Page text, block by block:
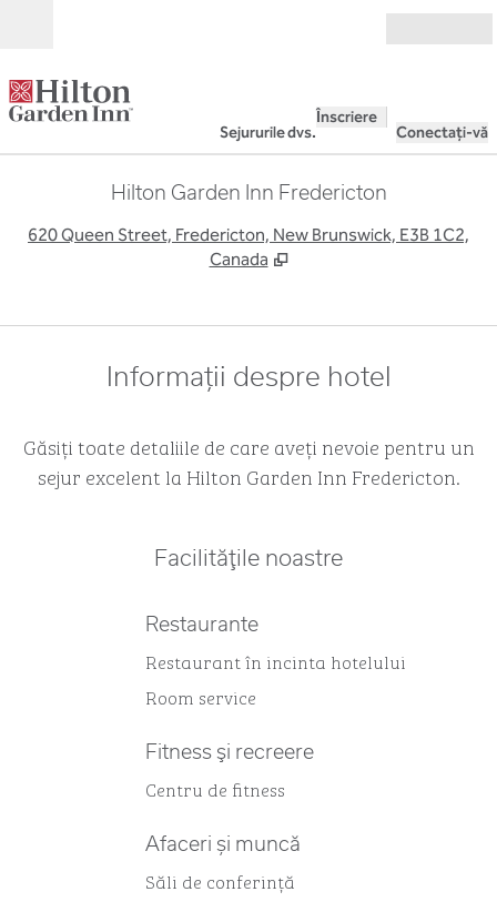
Sejururile dvs.
Înscriere
Conectați-vă
Hilton Garden Inn Fredericton
620 Queen Street, Fredericton, New Brunswick, E3B 1C2,
Canada
Informații despre hotel
Găsiți toate detaliile de care aveți nevoie pentru un
sejur excelent la Hilton Garden Inn Fredericton.
Facilităţile noastre
Restaurante
Restaurant în incinta hotelului
Room service
Fitness şi recreere
Centru de fitness
Afaceri și muncă
Săli de conferință